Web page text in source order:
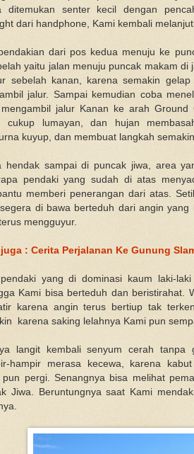
ditemukan senter kecil dengan
dari handphone, Kami kembali
dari pos kedua menuju ke
yaitu jalan menuju puncak makam
sebelah kanan, karena semakin
jalur. Sampai kemudian coba
mengambil jalur Kanan ke arah
cukup lumayan, dan hujan
kuyup, dan membuat langkah
hendak sampai di puncak jiwa, area
pendaki yang sudah di atas
memberi penerangan dari atas.
di bawa berteduh dari angin
mengguyur.
juga : Cerita Perjalanan Ke Gunung
yang di dominasi kaum laki-
Kami bisa berteduh dan beristirahat.
karena angin terus bertiup tak
karena saking lelahnya Kami pun
langit kembali senyum cerah tanpa
hampir merasa kecewa, karena
pun pergi. Senangnya bisa melihat
Jiwa. Beruntungnya saat Kami